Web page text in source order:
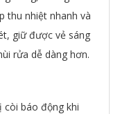
thu nhiệt nhanh và
giữ được vẻ sáng
rửa dễ dàng hơn.
còi báo động khi